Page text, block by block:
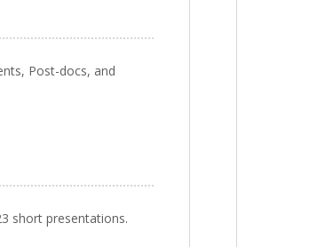
Post-docs, and
short presentations.